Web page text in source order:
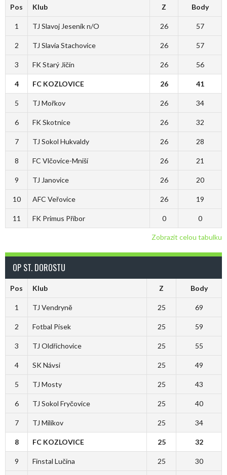
Pos Klub Z Body
1 TJ Slavoj Jeseník n/O 26 57
2 TJ Slavia Stachovice 26 57
3 FK Starý Jičín 26 56
4 FC KOZLOVICE 26 41
5 TJ Mořkov 26 34
6 FK Skotnice 26 32
7 TJ Sokol Hukvaldy 26 28
8 FC Vlčovice-Mniší 26 21
9 TJ Janovice 26 20
10 AFC Veřovice 26 19
11 FK Primus Příbor 0 0
Zobrazit celou tabulku
OP ST. DOROSTU
Pos Klub Z Body
1 TJ Vendryně 25 69
2 Fotbal Písek 25 59
3 TJ Oldřichovice 25 55
4 SK Návsi 25 49
5 TJ Mosty 25 43
6 TJ Sokol Fryčovice 25 40
7 TJ Milíkov 25 34
8 FC KOZLOVICE 25 32
9 Finstal Lučina 25 30